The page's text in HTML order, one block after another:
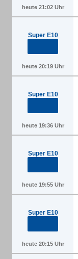
heute 21:02 Uhr
Super E10
heute 20:19 Uhr
Super E10
heute 19:36 Uhr
Super E10
heute 19:55 Uhr
Super E10
heute 20:15 Uhr